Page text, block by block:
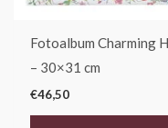
Fotoalbum Charming
– 30×31 cm
€46,50